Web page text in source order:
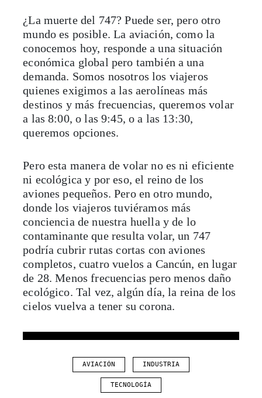
¿La muerte del 747? Puede ser, pero otro
mundo es posible. La aviación, como la
conocemos hoy, responde a una situación
económica global pero también a una
demanda. Somos nosotros los viajeros
quienes exigimos a las aerolíneas más
destinos y más frecuencias, queremos volar
a las 8:00, o las 9:45, o a las 13:30,
queremos opciones.
Pero esta manera de volar no es ni eficiente
ni ecológica y por eso, el reino de los
aviones pequeños. Pero en otro mundo,
donde los viajeros tuviéramos más
conciencia de nuestra huella y de lo
contaminante que resulta volar, un 747
podría cubrir rutas cortas con aviones
completos, cuatro vuelos a Cancún, en lugar
de 28. Menos frecuencias pero menos daño
ecológico. Tal vez, algún día, la reina de los
cielos vuelva a tener su corona.
AVIACIÓN INDUSTRIA
TECNOLOGÍA